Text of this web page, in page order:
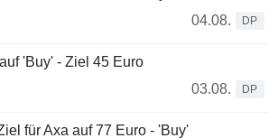
04.08.
DP
'Buy' - Ziel 45 Euro
03.08.
DP
für Axa auf 77 Euro - 'Buy'